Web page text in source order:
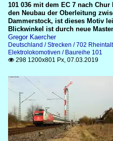
101 036 mit dem EC 7 nach
den Neubau der Oberleitung
Dammerstock, ist dieses Motiv
Blickwinkel ist durch neue
Gregor Kaercher
Deutschland / Strecken / 702
Elektrolokomotiven / Baureihe 101
 298 1200x801 Px, 07.03.2019